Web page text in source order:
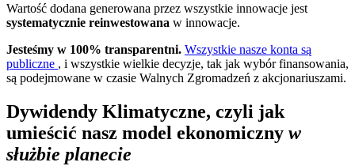
Wartość dodana generowana przez wszystkie innowacje jest
systematycznie reinwestowana w innowacje.
Jesteśmy w 100% transparentni. Wszystkie nasze konta są
publiczne , i wszystkie wielkie decyzje, tak jak wybór finansowania,
są podejmowane w czasie Walnych Zgromadzeń z akcjonariuszami.
Dywidendy Klimatyczne, czyli jak
umieścić nasz model ekonomiczny w
służbie planecie